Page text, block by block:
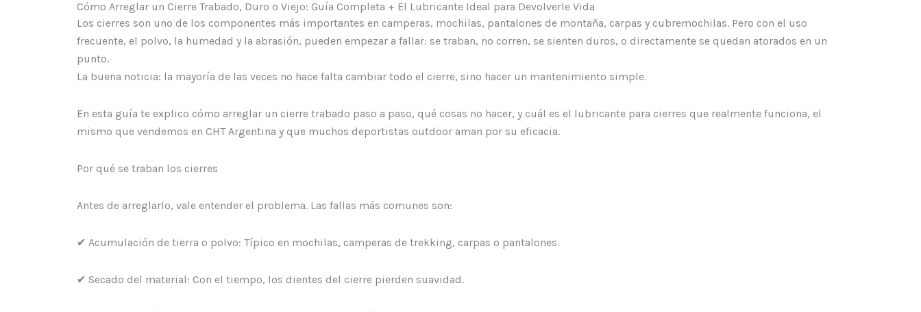
Cómo Arreglar un Cierre Trabado, Duro o Viejo: Guía Completa + El Lubricante Ideal para Devolverle Vida
Los cierres son uno de los componentes más importantes en camperas, mochilas, pantalones de montaña, carpas y cubremochilas. Pero con el uso
frecuente, el polvo, la humedad y la abrasión, pueden empezar a fallar: se traban, no corren, se sienten duros, o directamente se quedan atorados en un
punto.
La buena noticia: la mayoría de las veces no hace falta cambiar todo el cierre, sino hacer un mantenimiento simple.
En esta guía te explico cómo arreglar un cierre trabado paso a paso, qué cosas no hacer, y cuál es el lubricante para cierres que realmente funciona, el
mismo que vendemos en CHT Argentina y que muchos deportistas outdoor aman por su eficacia.
Por qué se traban los cierres
Antes de arreglarlo, vale entender el problema. Las fallas más comunes son:
✔ Acumulación de tierra o polvo: Típico en mochilas, camperas de trekking, carpas o pantalones.
✔ Secado del material: Con el tiempo, los dientes del cierre pierden suavidad.